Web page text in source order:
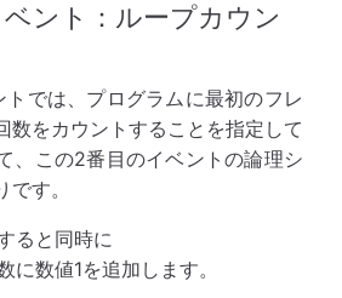
ント：ループカウン
では、プログラムに最初のフレ
数をカウントすることを指定して
、この2番目のイベントの論理シ
す。
ると同時に
に数値1を追加します。